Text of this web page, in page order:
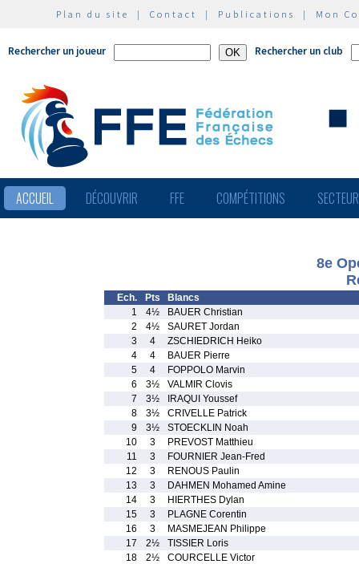
Plan du site | Contact | Publications | Mon
Rechercher un joueur Rechercher un club
ACCUEIL DÉCOUVRIR FFE COMPÉTITIONS
8e
Ech. Pts
Blancs
1
4½
BAUER Christian
2
4½
SAURET Jordan
3
4
ZSCHIEDRICH Heiko
4
4
BAUER Pierre
5
4
FOPPOLO Marvin
6
3½
VALMIR Clovis
7
3½
IRAQUI Youssef
8
3½
CRIVELLE Patrick
9
3½
STOECKLIN Noah
10
3
PREVOST Matthieu
11
3
FOURNIER Jean-Fred
12
3
RENOUS Paulin
13
3
DAHMEN Mohamed Amine
14
3
HIERTHES Dylan
15
3
PLAGNE Corentin
16
3
MASMEJEAN Philippe
17
2½
TISSIER Loris
18
2½
COURCELLE Victor